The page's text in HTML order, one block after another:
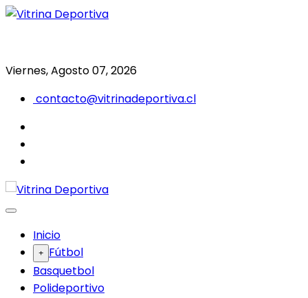
Saltar
Viernes, Agosto 07, 2026
contacto@vitrinadeportiva.cl
Inicio
Fútbol
Basquetbol
Polideportivo